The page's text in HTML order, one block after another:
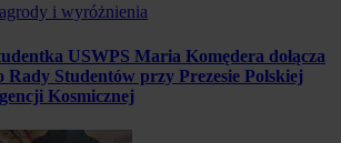
i wyróżnienia
USWPS Maria Komędera dołącza
Rady Studentów przy Prezesie Polskiej
Kosmicznej